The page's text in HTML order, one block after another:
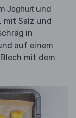
Joghurtund
mit Salz und
in
auf einem
mit dem